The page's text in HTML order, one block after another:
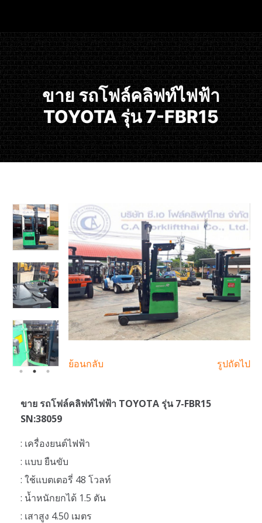
ขาย รถโฟล์คลิฟท์ไฟฟ้า
TOYOTA รุ่น 7-FBR15
ย้อนกลับ รูปถัดไป
ขาย รถโฟล์คลิฟท์ไฟฟ้า TOYOTA รุ่น 7-FBR15
SN:38059
: เครื่องยนต์ไฟฟ้า
: แบบ ยืนขับ
: ใช้แบตเตอรี่ 48 โวลท์
: น้ำหนักยกได้ 1.5 ตัน
: เสาสูง 4.50 เมตร